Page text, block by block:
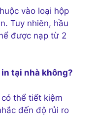
vào loại hộp
Tuy nhiên, hầu
được nạp từ 2
tại nhà không?
thể tiết kiệm
đến độ rủi ro